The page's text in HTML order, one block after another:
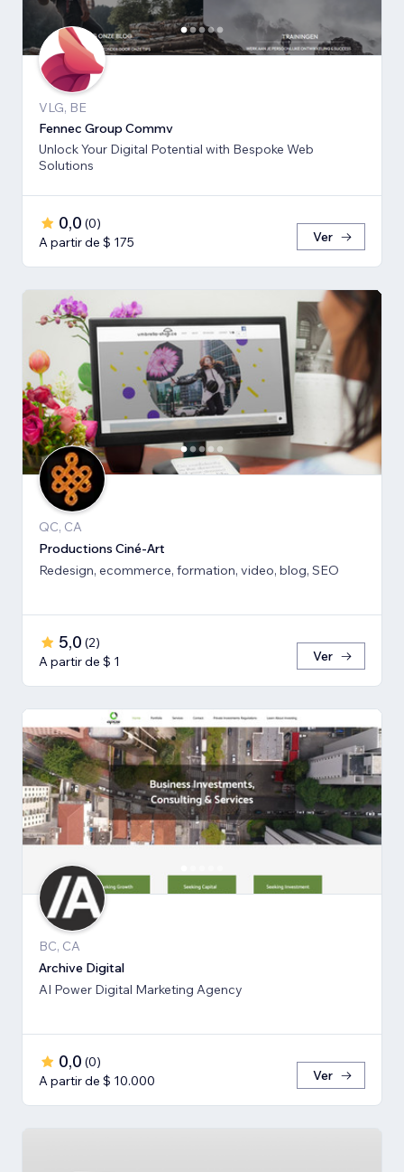
VLG, BE
Fennec Group Commv
Unlock Your Digital Potential with Bespoke Web
Solutions
0,0 (0)
A partir de $ 175
Ver
QC, CA
Productions Ciné-Art
Redesign, ecommerce, formation, video, blog, SEO
5,0 (2)
A partir de $ 1
Ver
BC, CA
Archive Digital
AI Power Digital Marketing Agency
0,0 (0)
A partir de $ 10.000
Ver